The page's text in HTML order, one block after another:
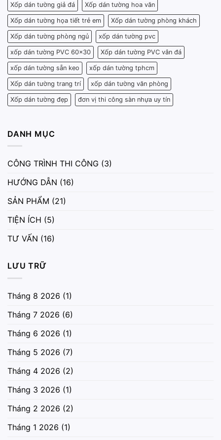
Xốp dán tường giả đá Xốp dán tường hoa văn
Xốp dán tường họa tiết trẻ em Xốp dán tường phòng khách
Xốp dán tường phòng ngủ xốp dán tường pvc
xốp dán tường PVC 60x30 Xốp dán tường PVC vân đá
xốp dán tường sẵn keo xốp dán tường tphcm
Xốp dán tường trang trí xốp dán tường văn phòng
Xốp dán tường đẹp đơn vị thi công sàn nhựa uy tín
DANH MỤC
CÔNG TRÌNH THI CÔNG (3)
HƯỚNG DẪN (16)
SẢN PHẨM (21)
TIỆN ÍCH (5)
TƯ VẤN (16)
LƯU TRỮ
Tháng 8 2026 (1)
Tháng 7 2026 (6)
Tháng 6 2026 (1)
Tháng 5 2026 (7)
Tháng 4 2026 (2)
Tháng 3 2026 (1)
Tháng 2 2026 (2)
Tháng 1 2026 (1)